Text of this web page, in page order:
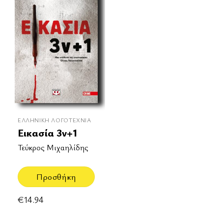
ΕΛΛΗΝΙΚΉ ΛΟΓΟΤΕΧΝΊΑ
Εικασία 3ν+1
Τεύκρος Μιχαηλίδης
Προσθήκη
€14.94